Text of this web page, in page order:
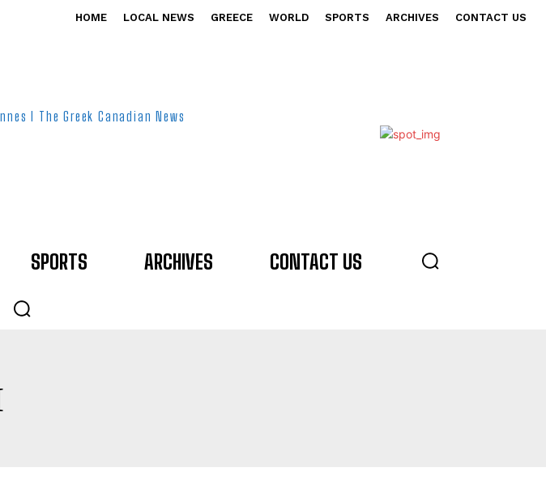
HOME LOCAL NEWS GREECE WORLD SPORTS ARCHIVES CONTACT US
I The Greek Canadian News
SPORTS ARCHIVES CONTACT US